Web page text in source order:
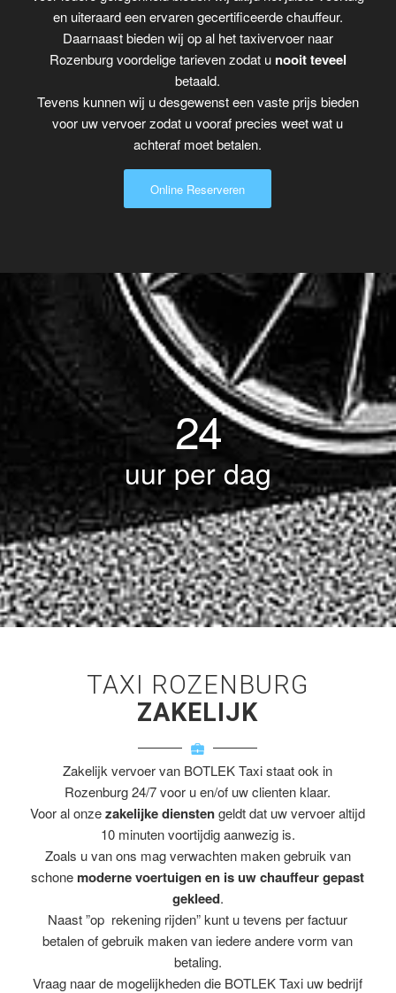
en uiteraard een ervaren gecertificeerde chauffeur.
Daarnaast bieden wij op al het taxivervoer naar
Rozenburg voordelige tarieven zodat u nooit teveel
betaald.
Tevens kunnen wij u desgewenst een vaste prijs bieden
voor uw vervoer zodat u vooraf precies weet wat u
achteraf moet betalen.
Online Reserveren
24
uur per dag
TAXI ROZENBURG
ZAKELIJK
Zakelijk vervoer van BOTLEK Taxi staat ook in
Rozenburg 24/7 voor u en/of uw clienten klaar.
Voor al onzezakelijke dienstengeldt dat uw vervoer altijd
10 minuten voortijdig aanwezig is.
Zoals u van ons mag verwachten maken gebruik van
schone moderne voertuigen en is uw chauffeur gepast
gekleed.
Naast ”op rekening rijden” kunt u tevens per factuur
betalen of gebruik maken van iedere andere vorm van
betaling.
Vraag naar de mogelijkheden die BOTLEK Taxi uw bedrijf